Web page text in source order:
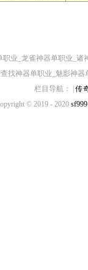
业_龙雀神器单职业_
找神器单职业_魅影神
栏目导航： |传
© 2019 - 2020 sf999